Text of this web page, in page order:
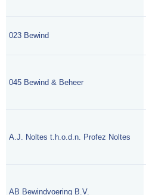
023 Bewind
045 Bewind & Beheer
A.J. Noltes t.h.o.d.n. Profez Noltes
AB Bewindvoering B.V.